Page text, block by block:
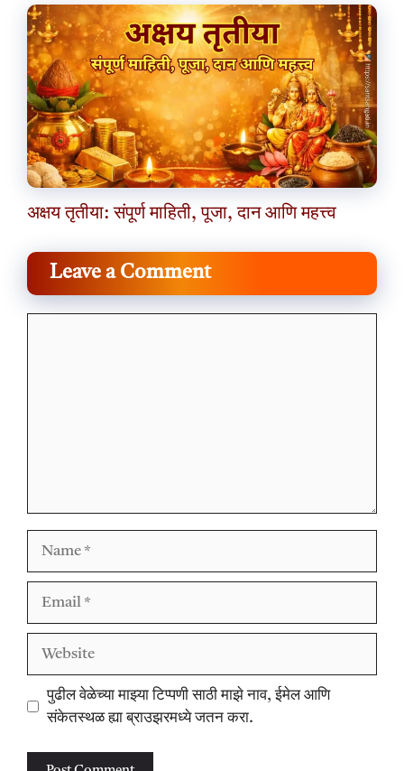
अक्षय तृतीया: संपूर्ण माहिती, पूजा, दान आणि महत्त्व
Leave a Comment
पुढील वेळेच्या माझ्या टिप्पणी साठी माझे नाव, ईमेल आणि
संकेतस्थळ ह्या ब्राउझरमध्ये जतन करा.